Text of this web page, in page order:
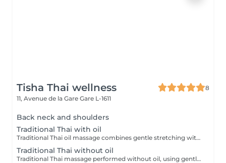
Tisha Thai wellness
8
11, Avenue de la Gare Gare L-1611
Back neck and shoulders
Traditional Thai with oil
Traditional Thai oil massage combines gentle stretching with flowing massage techniques using warm oil to ease muscle tension, improve circulation, and promote deep relaxation.
Traditional Thai without oil
Traditional Thai massage performed without oil, using gentle stretching and acupressure techniques to relieve muscle tension, improve flexibility, and promote deep relaxation.